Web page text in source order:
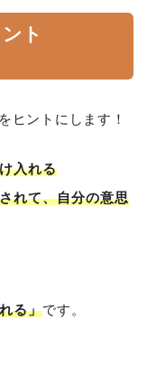
ト
ヒントにします！
入れる
れて、自分の意思
る」です。